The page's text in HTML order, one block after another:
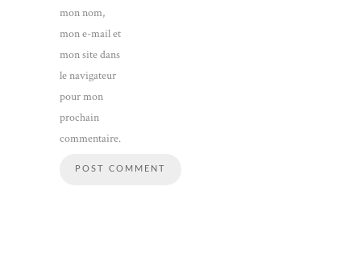
mon nom,
mon e-mail et
mon site dans
le navigateur
pour mon
prochain
commentaire.